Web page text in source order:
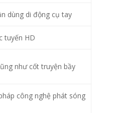
dùng di động cụ tay
tuyến HD
như cốt truyện bầy
công nghệ phát sóng